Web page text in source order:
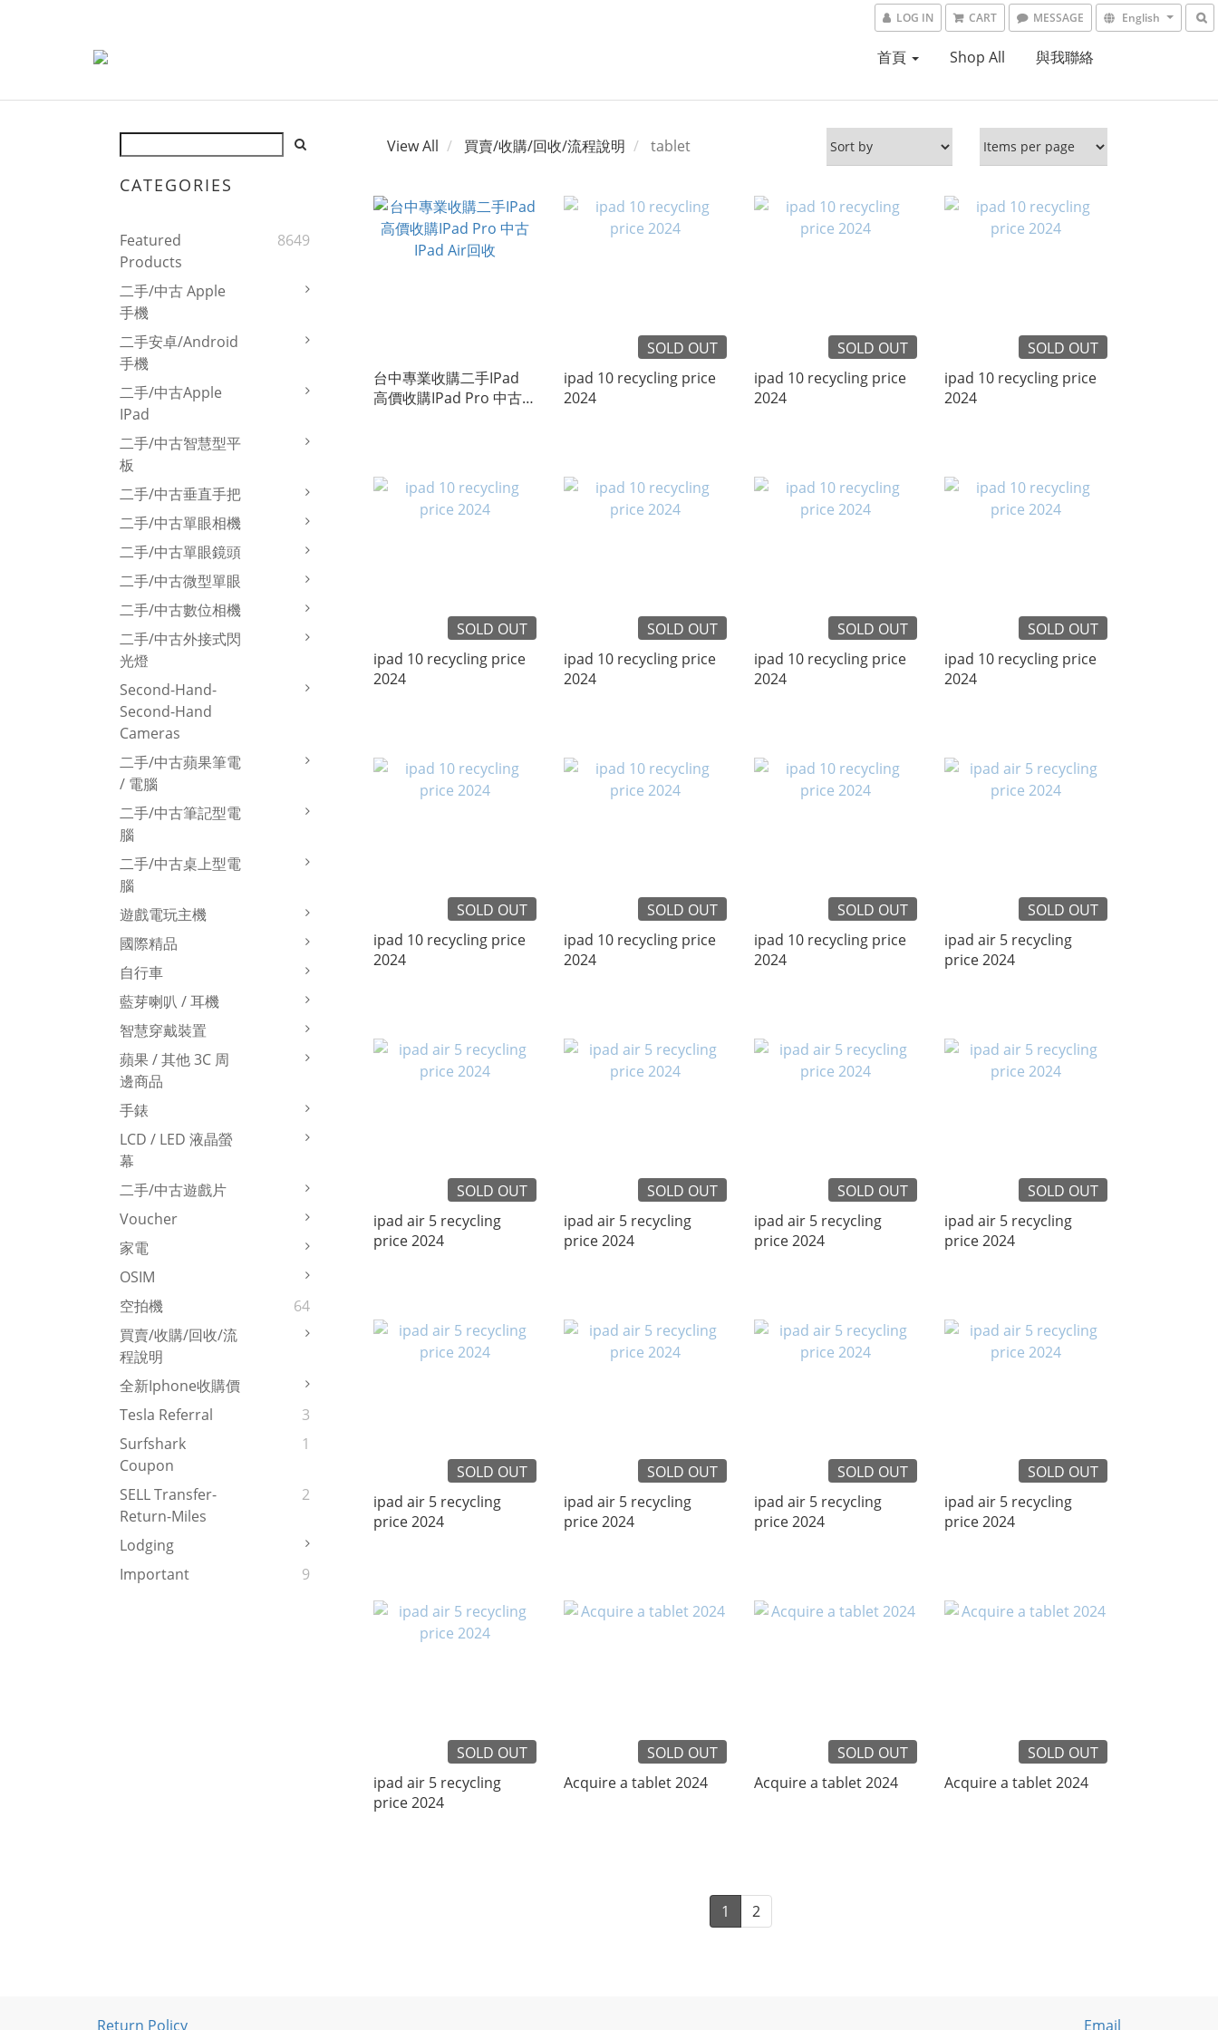
LOG IN CART MESSAGE English
首頁 Shop All 與我聯絡
CATEGORIES
Featured
Products
8649
二手/中古 Apple
手機
二手安卓/Android
手機
二手/中古Apple
IPad
二手/中古智慧型平
板
二手/中古垂直手把
二手/中古單眼相機
二手/中古單眼鏡頭
二手/中古微型單眼
二手/中古數位相機
二手/中古外接式閃
光燈
Second-Hand-
Second-Hand
Cameras
二手/中古蘋果筆電
/ 電腦
二手/中古筆記型電
腦
二手/中古桌上型電
腦
遊戲電玩主機
國際精品
自行車
藍芽喇叭 / 耳機
智慧穿戴裝置
蘋果 / 其他 3C 周
邊商品
手錶
LCD / LED 液晶螢
幕
二手/中古遊戲片
Voucher
家電
OSIM
空拍機
64
買賣/收購/回收/流
程說明
全新iphone收購價
Tesla Referral
3
Surfshark
Coupon
1
SELL Transfer-
Return-Miles
2
Lodging
Important
9
View All 買賣/收購/回收/流程說明 tablet
台中專業收購二手IPad
高價收購IPad Pro 中古
SOLD OUT
ipad 10 recycling price
2024
SOLD OUT
ipad 10 recycling price
2024
SOLD OUT
ipad 10 recycling price
2024
SOLD OUT
ipad 10 recycling price
2024
SOLD OUT
ipad 10 recycling price
2024
SOLD OUT
ipad 10 recycling price
2024
SOLD OUT
ipad 10 recycling price
2024
SOLD OUT
ipad 10 recycling price
2024
SOLD OUT
ipad 10 recycling price
2024
SOLD OUT
ipad 10 recycling price
2024
SOLD OUT
ipad air 5 recycling
price 2024
SOLD OUT
ipad air 5 recycling
price 2024
SOLD OUT
ipad air 5 recycling
price 2024
SOLD OUT
ipad air 5 recycling
price 2024
SOLD OUT
ipad air 5 recycling
price 2024
SOLD OUT
ipad air 5 recycling
price 2024
SOLD OUT
ipad air 5 recycling
price 2024
SOLD OUT
ipad air 5 recycling
price 2024
SOLD OUT
ipad air 5 recycling
price 2024
SOLD OUT
ipad air 5 recycling
price 2024
SOLD OUT
Acquire a tablet 2024
SOLD OUT
Acquire a tablet 2024
SOLD OUT
Acquire a tablet 2024
1 2
Return Policy Email